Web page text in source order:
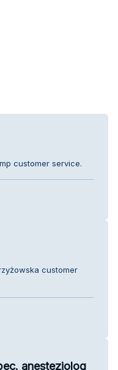
customer service.
customer
anestezjolog